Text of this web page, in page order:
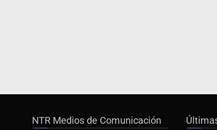
NTR Medios de Comunicación